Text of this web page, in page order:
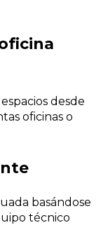
desde
oficinas o
basándose
técnico